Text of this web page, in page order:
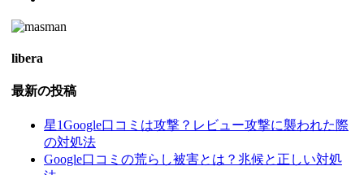
libera
最新の投稿
星1Google口コミは攻撃？レビュー攻撃に襲われた際
の対処法
Google口コミの荒らし被害とは？兆候と正しい対処